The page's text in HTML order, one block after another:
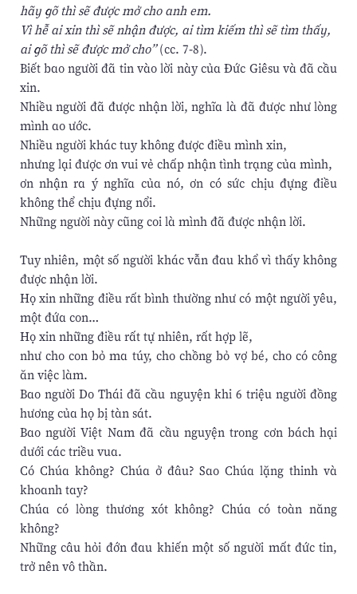
hãy gõ thì sẽ được mở cho anh em.
Vì hễ ai xin thì sẽ nhận được, ai tìm kiếm thì sẽ tìm thấy,
ai gõ thì sẽ được mở cho”(cc. 7-8).
Biết bao người đã tin vào lời này của Đức Giêsu và đã cầu
xin.
Nhiều người đã được nhận lời, nghĩa là đã được như lòng
mình ao ước.
Nhiều người khác tuy không được điều mình xin,
nhưng lại được ơn vui vẻ chấp nhận tình trạng của mình,
ơn nhận ra ý nghĩa của nó, ơn có sức chịu đựng điều
không thể chịu đựng nổi.
Những người này cũng coi là mình đã được nhận lời.
Tuy nhiên, một số người khác vẫn đau khổ vì thấy không
được nhận lời.
Họ xin những điều rất bình thường như có một người yêu,
một đứa con…
Họ xin những điều rất tự nhiên, rất hợp lẽ,
như cho con bỏ ma túy, cho chồng bỏ vợ bé, cho có công
ăn việc làm.
Bao người Do Thái đã cầu nguyện khi 6 triệu người đồng
hương của họ bị tàn sát.
Bao người Việt Nam đã cầu nguyện trong cơn bách hại
dưới các triều vua.
Có Chúa không? Chúa ở đâu? Sao Chúa lặng thinh và
khoanh tay?
Chúa có lòng thương xót không? Chúa có toàn năng
không?
Những câu hỏi đớn đau khiến một số người mất đức tin,
trở nên vô thần.